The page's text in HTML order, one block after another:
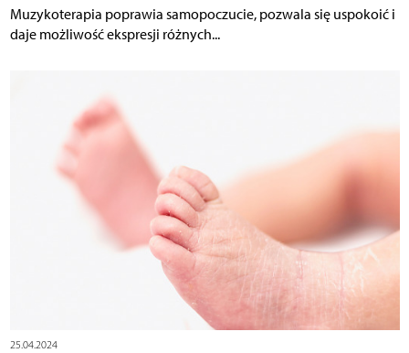
Muzykoterapia poprawia samopoczucie, pozwala się uspokoić i
daje możliwość ekspresji różnych...
25.04.2024